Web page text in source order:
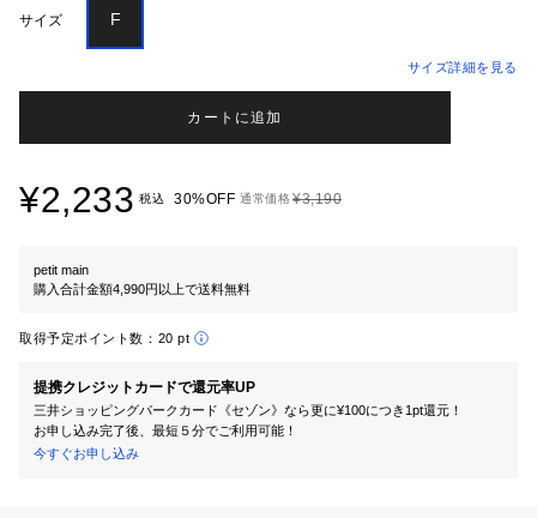
サイズ F
サイズ詳細を見る
カートに追加
¥2,233 税込 30%OFF 通常価格¥3,190
petit main
購入合計金額4,990円以上で送料無料
取得予定ポイント数： 20 pt
提携クレジットカードで還元率UP
三井ショッピングパークカード《セゾン》なら更に¥100につき1pt還元！
お申し込み完了後、最短５分でご利用可能！
今すぐお申し込み